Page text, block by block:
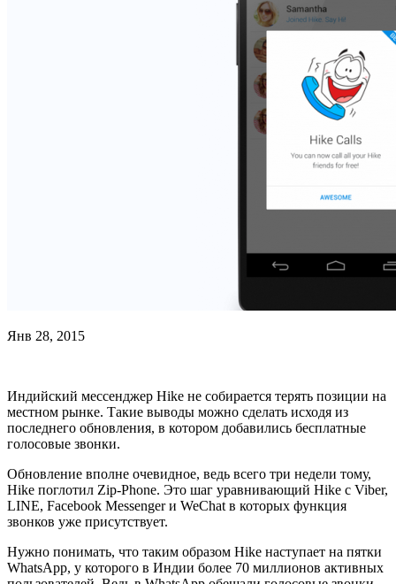
Янв 28, 2015
Индийский мессенджер Hike не собирается терять позиции на
местном рынке. Такие выводы можно сделать исходя из
последнего обновления, в котором добавились бесплатные
голосовые звонки.
Обновление вполне очевидное, ведь всего три недели тому,
Hike поглотил Zip-Phone. Это шаг уравнивающий Hike с Viber,
LINE, Facebook Messenger и WeChat в которых функция
звонков уже присутствует.
Нужно понимать, что таким образом Hike наступает на пятки
WhatsApp, у которого в Индии более 70 миллионов активных